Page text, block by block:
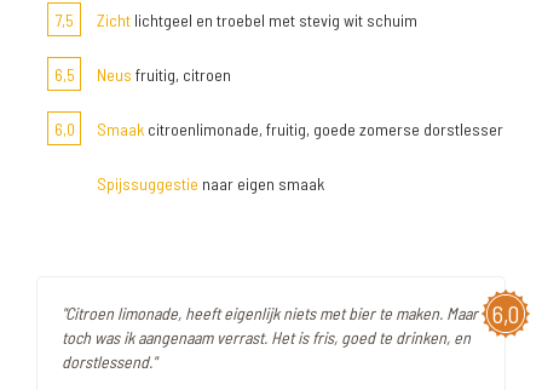
7,5
Zicht lichtgeel en troebel met stevig wit schuim
6,5 Neus fruitig, citroen
6,0 Smaak citroenlimonade, fruitig, goede zomerse dorstlesser
Spijssuggestie naar eigen smaak
6,0
"Citroen limonade, heeft eigenlijk niets met bier te maken. Maar
toch was ik aangenaam verrast. Het is fris, goed te drinken, en
dorstlessend."